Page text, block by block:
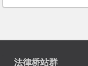
法律桥站群